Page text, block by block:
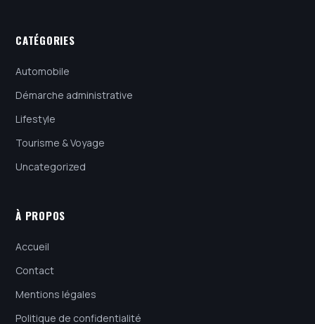
CATÉGORIES
Automobile
Démarche administrative
Lifestyle
Tourisme & Voyage
Uncategorized
À PROPOS
Accueil
Contact
Mentions légales
Politique de confidentialité